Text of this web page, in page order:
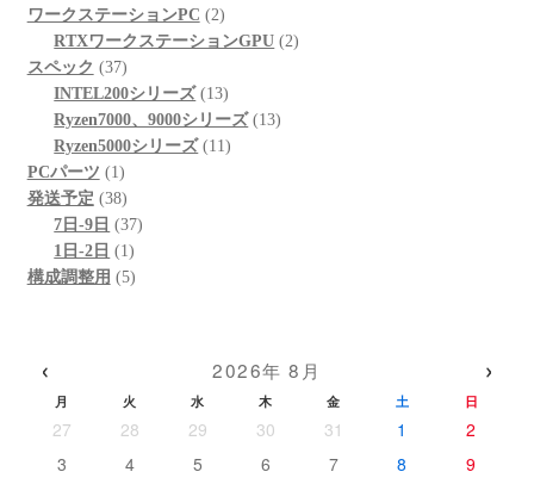
品
商
品
の
商
個
の
品
ワークステーションPC 22
個
商
品
RTXワークステーションGPU 22
スペック 3737
個
の
商
品
INTEL200シリーズ 1313
個
の
Ryzen7000、9000シリーズ 1313
Ryzen5000シリーズ 1111
PCパーツ 11
個
の
商
品
発送予定 3838
個
の
商
7日-9日 3737
1日-2日 11
個
構成調整用 55
‹ 2026年 8月 ›
月 火 水 木 金 土 日
27 28 29 30 31 1
2
3
4 5 6 7 8 9